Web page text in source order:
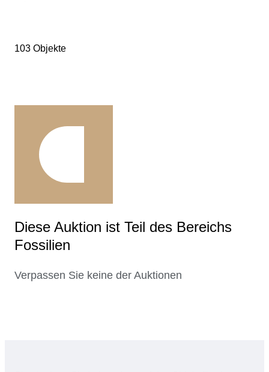
103 Objekte
Diese Auktion ist Teil des Bereichs
Fossilien
Verpassen Sie keine der Auktionen